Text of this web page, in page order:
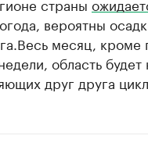
вероятны
месяц, кроме
область будет
друг друга